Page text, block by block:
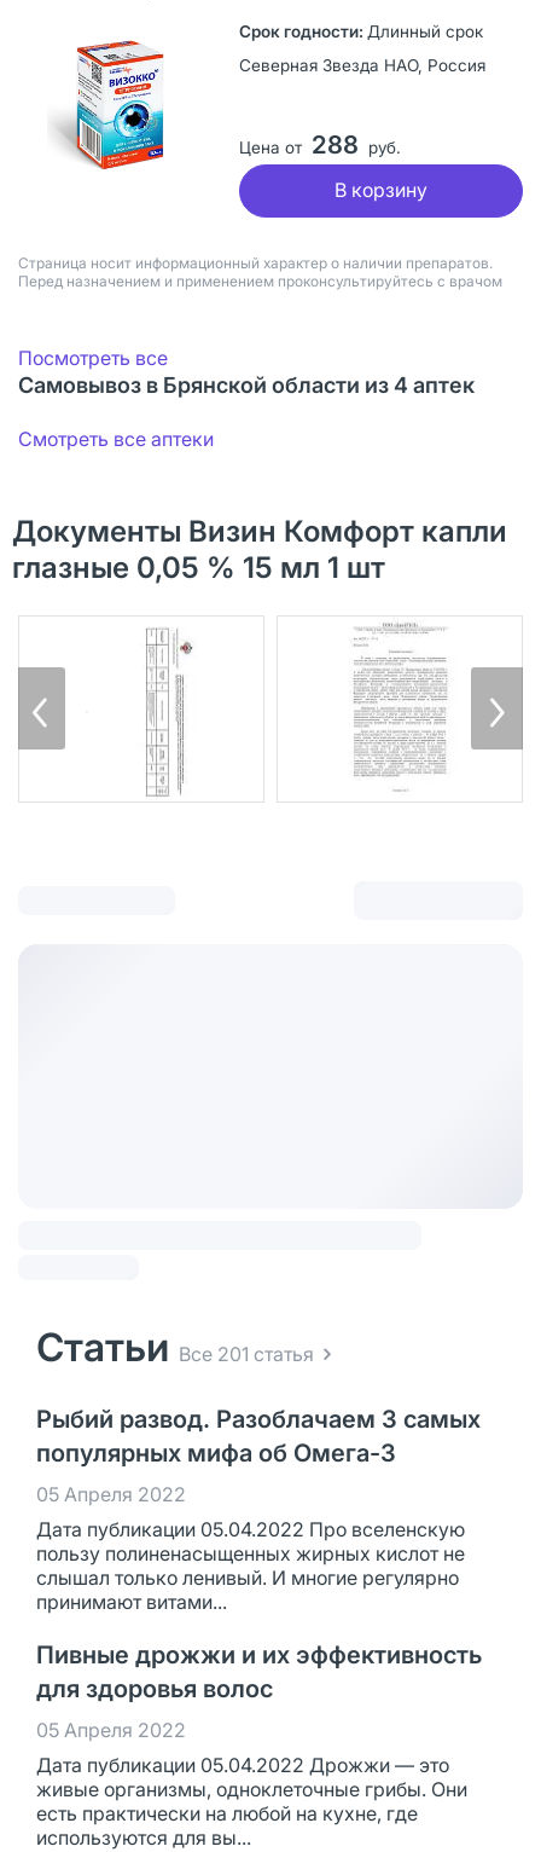
Длинный срок
Северная Звезда НАО, Россия
Цена от 288 руб.
В корзину
Страница носит информационный характер о наличии препаратов.
Перед назначением и применением проконсультируйтесь с врачом
Посмотреть все
Самовывоз в Брянской области из 4 аптек
Смотреть все аптеки
Документы Визин Комфорт капли
глазные 0,05 % 15 мл 1 шт
Статьи Все 201 статья
Рыбий развод. Разоблачаем 3 самых
популярных мифа об Омега-3
05 Апреля 2022
Дата публикации 05.04.2022 Про вселенскую
пользу полиненасыщенных жирных кислот не
слышал только ленивый. И многие регулярно
принимают витами...
Пивные дрожжи и их эффективность
для здоровья волос
05 Апреля 2022
Дата публикации 05.04.2022 Дрожжи — это
живые организмы, одноклеточные грибы. Они
есть практически на любой на кухне, где
используются для вы...